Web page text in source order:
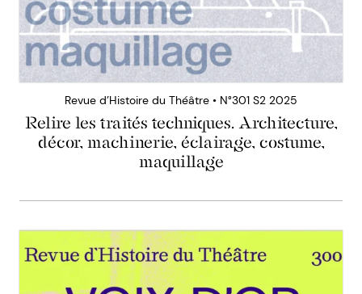
Revue d’Histoire du Théâtre • N°301 S2 2025
Relire les traités techniques. Architecture,
décor, machinerie, éclairage, costume,
maquillage